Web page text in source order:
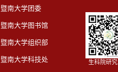
暨南大学团委
暨南大学图书馆
暨南大学组织部
暨南大学科技处 生科院研